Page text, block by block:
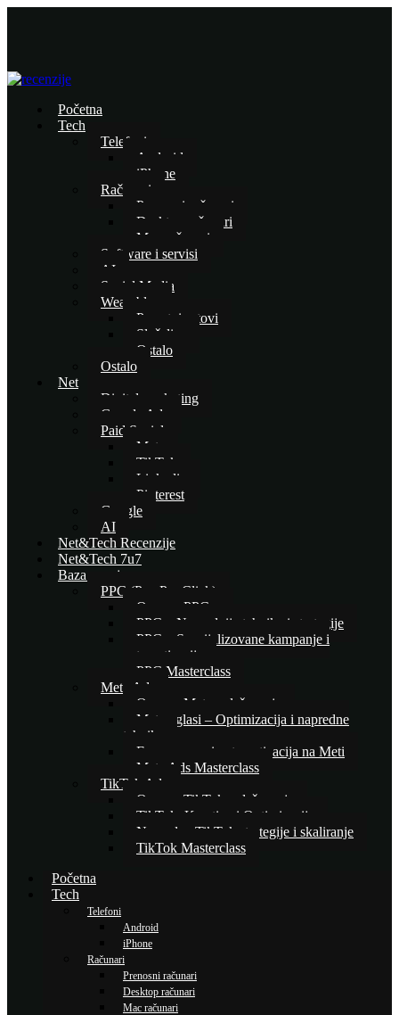
Početna
Tech
Telefoni
Android
iPhone
Računari
Prenosni računari
Desktop računari
Mac računari
Software i servisi
AI
Social Media
Wearables
Pametni satovi
Slušalice
Ostalo
Ostalo
Net
Digital marketing
Google Ads
Paid Social
Meta
TikTok
Linkedin
Pinterest
Google
AI
Net&Tech Recenzije
Net&Tech 7u7
Baza znanja
PPC (Pay Per Click)
Osnove PPC-a
PPC – Naprednije tehnike i strategije
PPC – Specijalizovane kampanje i
automatizacija
PPC Masterclass
Meta Ads
Osnove Meta oglašavanja
Meta oglasi – Optimizacija i napredne
tehnike
E-commerce i automatizacija na Meti
Meta Ads Masterclass
TikTok Ads
Osnove TikTok oglašavanja
TikTok: Kreativa i Optimizacija
Napredne TikTok strategije i skaliranje
TikTok Masterclass
Početna
Tech
Telefoni
Android
iPhone
Računari
Prenosni računari
Desktop računari
Mac računari